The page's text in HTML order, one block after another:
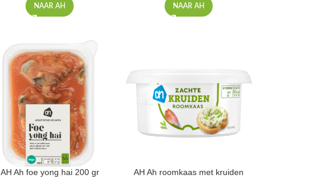
NAAR AH NAAR AH
AH Ah foe yong hai 200 gr AH Ah roomkaas met kruiden